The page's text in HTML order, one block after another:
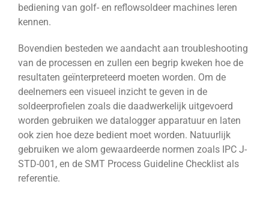
bediening van golf- en reflowsoldeer machines leren
kennen.
Bovendien besteden we aandacht aan troubleshooting
van de processen en zullen een begrip kweken hoe de
resultaten geïnterpreteerd moeten worden. Om de
deelnemers een visueel inzicht te geven in de
soldeerprofielen zoals die daadwerkelijk uitgevoerd
worden gebruiken we datalogger apparatuur en laten
ook zien hoe deze bedient moet worden. Natuurlijk
gebruiken we alom gewaardeerde normen zoals IPC J-
STD-001, en de SMT Process Guideline Checklist als
referentie.